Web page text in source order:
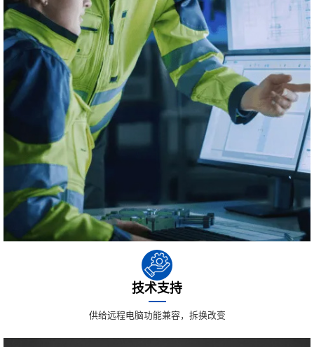
技术支持
供给远程电脑功能兼容，拆换改变